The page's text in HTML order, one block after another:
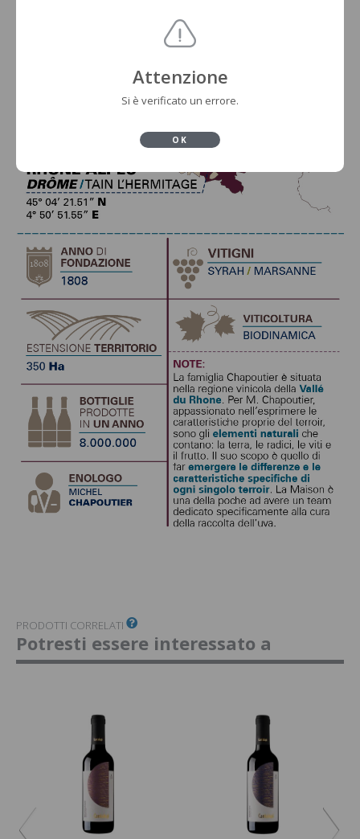
PRODOTTI CORRELATI
Potresti essere interessato a
Attenzione
Si è verificato un errore.
OK